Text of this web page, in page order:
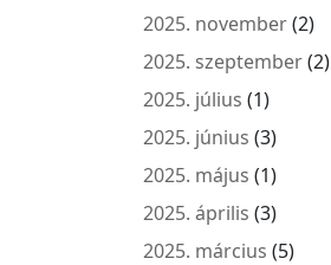
2025. november(2)
2025. szeptember(2)
2025. július (1)
2025. június (3)
2025. május (1)
2025. április (3)
2025. március (5)